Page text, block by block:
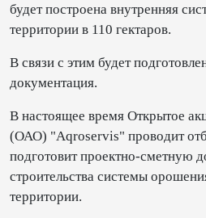
будет построена внутренняя
территории в 110 гектаров.
В связи с этим будет
документация.
В настоящее время Открытое
(ОАО) "Aqroservis" проводит
подготовит проектно-сметную
строительства системы
территории.